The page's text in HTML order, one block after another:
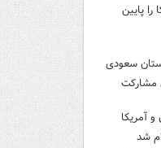
را پایین
سعودی
مشارکت
آمریکا
شد